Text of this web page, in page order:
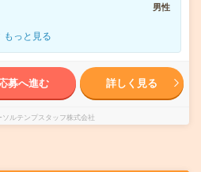
男性
もっと見る
募へ進む 詳しく見る
ソルテンプスタッフ株式会社